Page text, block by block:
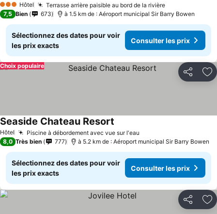
3 ÉtoilesHôtel Terrasse arrière paisible au bord de la rivière
7,5 Bien 673 à 1.5 km de : Aéroport municipal Sir Barry Bowen
Sélectionnez des dates pour voir
les prix exacts
Consulter les prix
Partager
Choix populaire
Hôtel Piscine à débordement avec vue sur l'eau
Seaside Chateau Resort
8,0 Très bien 777 à 5.2 km de : Aéroport municipal Sir Barry Bowen
Sélectionnez des dates pour voir
les prix exacts
Consulter les prix
Partager